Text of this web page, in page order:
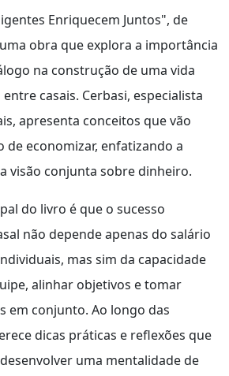
Enriquecem Juntos", de
obra que explora a importância
na construção de uma vida
casais. Cerbasi, especialista
apresenta conceitos que vão
de economizar, enfatizando a
visão conjunta sobre dinheiro.
do livro é que o sucesso
não depende apenas do salário
mas sim da capacidade
alinhar objetivos e tomar
em conjunto. Ao longo das
dicas práticas e reflexões que
uma mentalidade de